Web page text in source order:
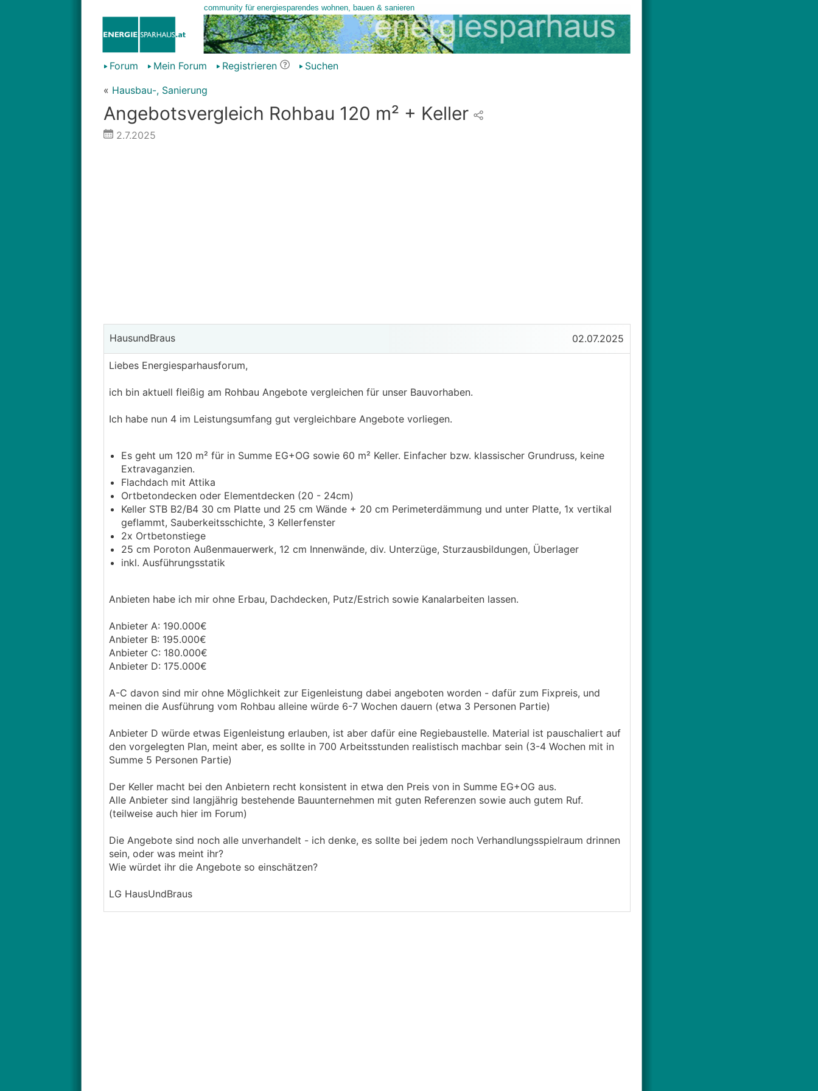
Forum Mein Forum Registrieren
Suchen
« Hausbau-, Sanierung
Angebotsvergleich Rohbau 120 m² + Keller
2.7.2025
HausundBraus 02.07.2025
Liebes Energiesparhausforum,
ich bin aktuell fleißig am Rohbau Angebote vergleichen für unser Bauvorhaben.
Ich habe nun 4 im Leistungsumfang gut vergleichbare Angebote vorliegen.
Es geht um 120 m² für in Summe EG+OG sowie 60 m² Keller. Einfacher bzw. klassischer Grundruss, keine
Extravaganzien.
Flachdach mit Attika
Ortbetondecken oder Elementdecken (20 - 24cm)
Keller STB B2/B4 30 cm Platte und 25 cm Wände + 20 cm Perimeterdämmung und unter Platte, 1x vertikal
geflammt, Sauberkeitsschichte, 3 Kellerfenster
2x Ortbetonstiege
25 cm Poroton Außenmauerwerk, 12 cm Innenwände, div. Unterzüge, Sturzausbildungen, Überlager
inkl. Ausführungsstatik
Anbieten habe ich mir ohne Erbau, Dachdecken, Putz/Estrich sowie Kanalarbeiten lassen.
Anbieter A: 190.000€
Anbieter B: 195.000€
Anbieter C: 180.000€
Anbieter D: 175.000€
A-C davon sind mir ohne Möglichkeit zur Eigenleistung dabei angeboten worden - dafür zum Fixpreis, und
meinen die Ausführung vom Rohbau alleine würde 6-7 Wochen dauern (etwa 3 Personen Partie)
Anbieter D würde etwas Eigenleistung erlauben, ist aber dafür eine Regiebaustelle. Material ist pauschaliert auf
den vorgelegten Plan, meint aber, es sollte in 700 Arbeitsstunden realistisch machbar sein (3-4 Wochen mit in
Summe 5 Personen Partie)
Der Keller macht bei den Anbietern recht konsistent in etwa den Preis von in Summe EG+OG aus.
Alle Anbieter sind langjährig bestehende Bauunternehmen mit guten Referenzen sowie auch gutem Ruf.
(teilweise auch hier im Forum)
Die Angebote sind noch alle unverhandelt - ich denke, es sollte bei jedem noch Verhandlungsspielraum drinnen
sein, oder was meint ihr?
Wie würdet ihr die Angebote so einschätzen?
LG HausUndBraus